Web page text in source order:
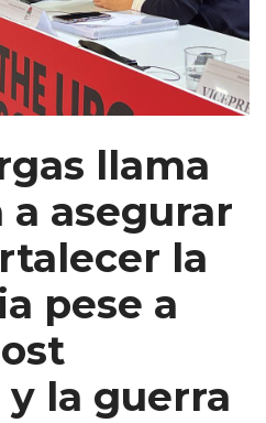
llama
a asegurar
la
pese a
la guerra